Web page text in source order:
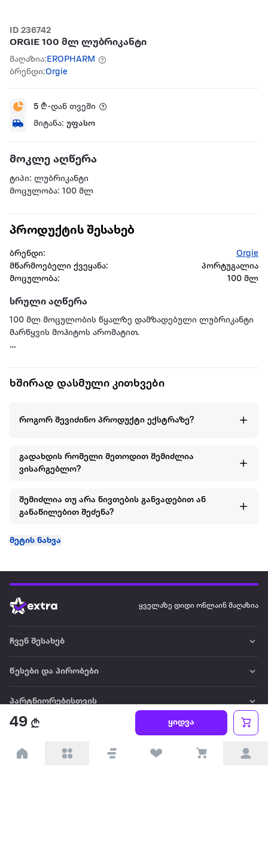
ID 236742
ORGIE 100 მლ ლუბრიკანტი
მაღაზია:EROPHARM
ბრენდი:Orgie
5 ₾-დან თვეში
მიტანა: უფასო
მოკლე აღწერა
ტიპი: ლუბრიკანტი
მოცულობა: 100 მლ
49 ყიდვა
პროდუქტის შესახებ
ბრენდი:
Orgie
მწარმოებელი ქვეყანა:
პორტუგალია
მოცულობა:
100 მლ
სრული აღწერა
100 მლ მოცულობის წყალზე დამზადებული ლუბრიკანტი
მარწყვის მოჰიტოს არომატით.
ph ინტერვალი: 4.0 – 5.0
ხშირად დასმული კითხვები
როგორ შევიძინო პროდუქტი ექსტრაზე?
გადახდის რომელი მეთოდით შემიძლია
ვისარგებლო?
შემიძლია თუ არა ნივთების განვადებით ან
განაწილებით შეძენა?
მეტის ნახვა
ყველაზე დიდი ონლაინ მაღაზია
ჩვენ შესახებ
წესები და პირობები
პარტნიორებისთვის
პოპულარული